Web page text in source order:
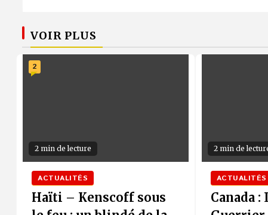
VOIR PLUS
2 min de lecture
2
ACTUALITÉS
Haïti – Kenscoff sous
2 min de
ACTUALITÉS
Canada :